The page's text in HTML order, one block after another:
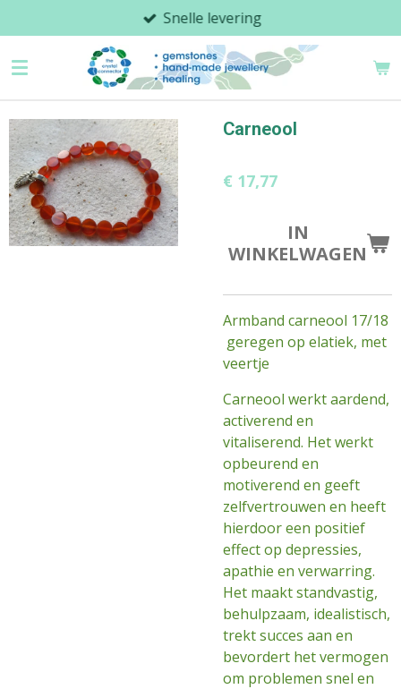
direct
naar
Snelle levering
Carneool
€ 17,77
IN
WINKELWAGEN
Armband carneool 17/18
geregen op elatiek, met
veertje
Carneool werkt aardend,
activerend en
vitaliserend. Het werkt
opbeurend en
motiverend en geeft
zelfvertrouwen en heeft
hierdoor een positief
effect op depressies,
apathie en verwarring.
Het maakt standvastig,
behulpzaam, idealistisch,
trekt succes aan en
bevordert het vermogen
om problemen snel en